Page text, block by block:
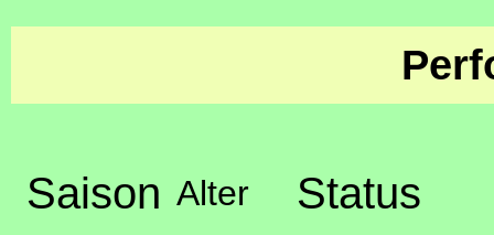
Saison Alter Status